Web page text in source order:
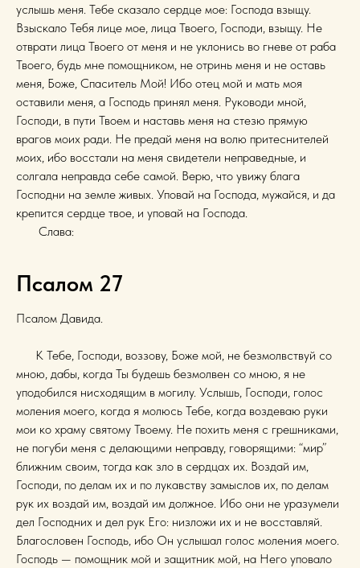
услышь меня. Тебе сказало сердце мое: Господа взыщу.
Взыскало Тебя лице мое, лица Твоего, Господи, взыщу. Не
отврати лица Твоего от меня и не уклонись во гневе от раба
Твоего, будь мне помощником, не отринь меня и не оставь
меня, Боже, Спаситель Мой! Ибо отец мой и мать моя
оставили меня, а Господь принял меня. Руководи мной,
Господи, в пути Твоем и наставь меня на стезю прямую
врагов моих ради. Не предай меня на волю притеснителей
моих, ибо восстали на меня свидетели неправедные, и
солгала неправда себе самой. Верю, что увижу блага
Господни на земле живых. Уповай на Господа, мужайся, и да
крепится сердце твое, и уповай на Господа.
Слава:
Псалом 27
Псалом Давида.
К Тебе, Господи, воззову, Боже мой, не безмолвствуй со
мною, дабы, когда Ты будешь безмолвен со мною, я не
уподобился нисходящим в могилу. Услышь, Господи, голос
моления моего, когда я молюсь Тебе, когда воздеваю руки
мои ко храму святому Твоему. Не похить меня с грешниками,
не погуби меня с делающими неправду, говорящими: “мир”
ближним своим, тогда как зло в сердцах их. Воздай им,
Господи, по делам их и по лукавству замыслов их, по делам
рук их воздай им, воздай им должное. Ибо они не уразумели
дел Господних и дел рук Его: низложи их и не восставляй.
Благословен Господь, ибо Он услышал голос моления моего.
Господь — помощник мой и защитник мой, на Него уповало